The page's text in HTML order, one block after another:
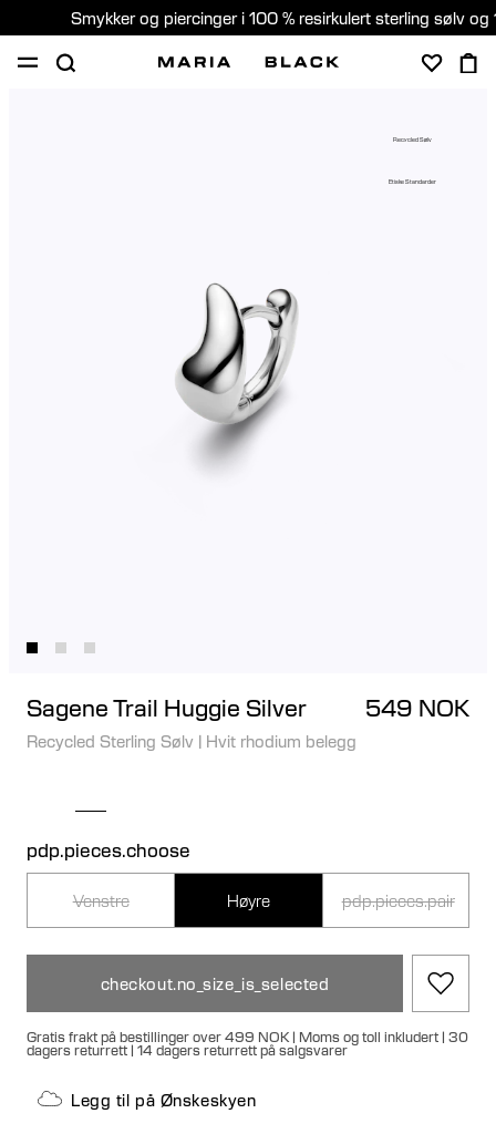
Smykker og piercinger i 100 % resirkulert sterling sølv og
Recycled Sølv
Etiske Standarder
Sagene Trail Huggie Silver 549 NOK
Recycled Sterling Sølv | Hvit rhodium belegg
pdp.pieces.choose
Venstre Høyre pdp.pieces.pair
checkout.no_size_is_selected
Gratis frakt på bestillinger over 499 NOK | Moms og toll inkludert | 30
dagers returrett | 14 dagers returrett på salgsvarer
Legg til på Ønskeskyen